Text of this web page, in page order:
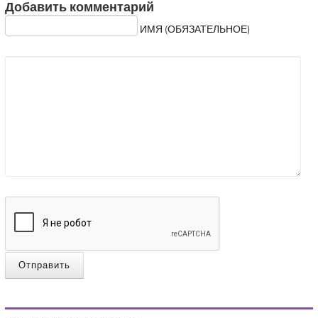
Добавить комментарий
ИМЯ (ОБЯЗАТЕЛЬНОЕ)
Отправить